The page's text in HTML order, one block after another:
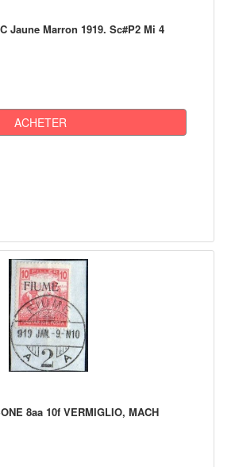
Jaune Marron 1919. Sc#P2 Mi 4
ACHETER
8aa 10f VERMIGLIO, MACH